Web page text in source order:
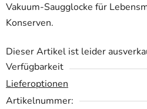
Vakuum-Saugglocke für
Konserven.
Dieser Artikel ist leider
Verfügbarkeit
Lieferoptionen
Artikelnummer: